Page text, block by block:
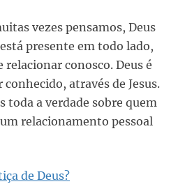
vezes pensamos, Deus
presente em todo lado,
conosco. Deus é
conhecido, através de Jesus.
toda a verdade sobre quem
relacionamento pessoal
de Deus?